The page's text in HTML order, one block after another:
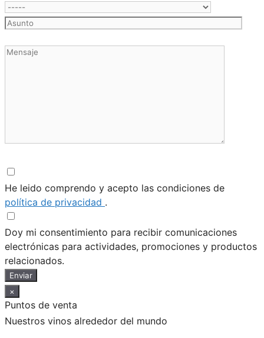
He leido comprendo y acepto las condiciones de
política de privacidad .
Doy mi consentimiento para recibir comunicaciones
electrónicas para actividades, promociones y productos
relacionados.
Enviar
×
Puntos de venta
Nuestros vinos alrededor del mundo